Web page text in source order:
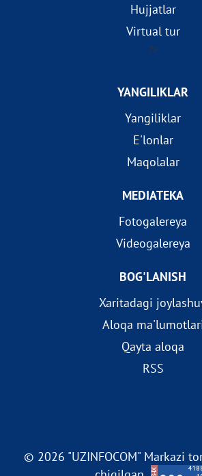
Hujjatlar
Virtual tur
?>
YANGILIKLAR
Yangiliklar
E'lonlar
Maqolalar
MEDIATEKA
Fotogalereya
Videogalereya
BOG'LANISH
Xaritadagi
Aloqa
Qayta aloqa
RSS
© 2026 "UZINFOCOM" Markazi